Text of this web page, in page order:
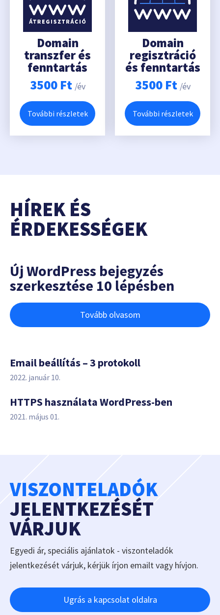
Domain
transzfer és
fenntartás
3500 Ft /év
További részletek
Domain
regisztráció
és fenntartás
3500 Ft /év
További részletek
HÍREK ÉS
ÉRDEKESSÉGEK
Új WordPress bejegyzés
szerkesztése 10 lépésben
Tovább olvasom
Email beállítás – 3 protokoll
2022. január 10.
HTTPS használata WordPress-ben
2021. május 01.
VISZONTELADÓK
JELENTKEZÉSÉT
VÁRJUK
Egyedi ár, speciális ajánlatok - viszonteladók
jelentkezését várjuk, kérjük írjon emailt vagy hívjon.
Ugrás a kapcsolat oldalra